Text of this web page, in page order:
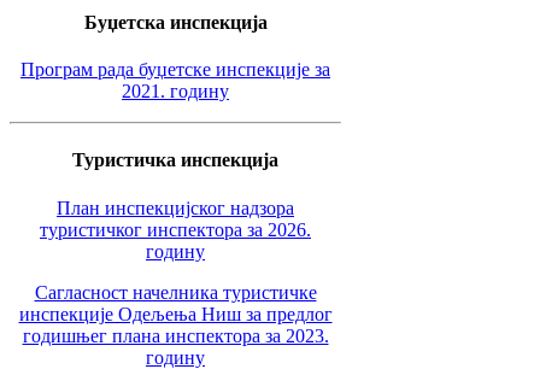
Буџетска инспекција
Програм рада буџетске инспекције за
2021. годину
Туристичка инспекција
План инспекцијског надзора
туристичког инспектора за 2026.
годину
Сагласност начелника туристичке
инспекције Одељења Ниш за предлог
годишњег плана инспектора за 2023.
годину